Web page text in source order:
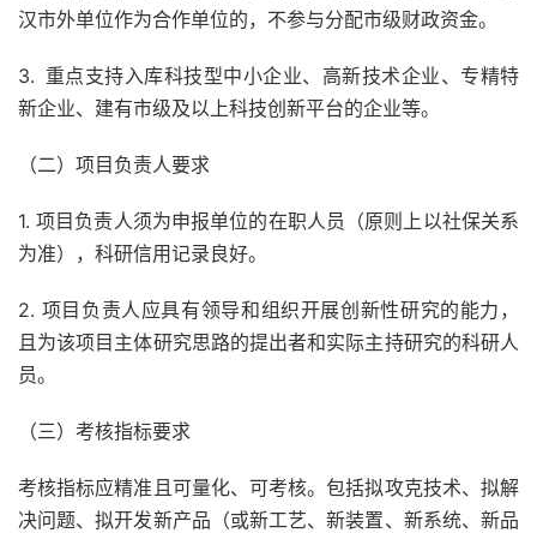
汉市外单位作为合作单位的，不参与分配市级财政资金。
3. 重点支持入库科技型中小企业、高新技术企业、专精特
新企业、建有市级及以上科技创新平台的企业等。
（二）项目负责人要求
1. 项目负责人须为申报单位的在职人员（原则上以社保关系
为准），科研信用记录良好。
2. 项目负责人应具有领导和组织开展创新性研究的能力，
且为该项目主体研究思路的提出者和实际主持研究的科研人
员。
（三）考核指标要求
考核指标应精准且可量化、可考核。包括拟攻克技术、拟解
决问题、拟开发新产品（或新工艺、新装置、新系统、新品